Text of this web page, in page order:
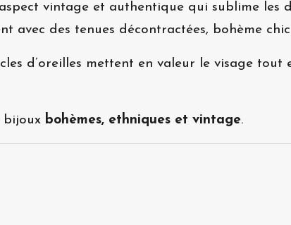
vintage et authentique qui sublime les
avec des tenues décontractées, bohème
d’oreilles mettent en valeur le visage
bijoux bohèmes, ethniques et vintage.